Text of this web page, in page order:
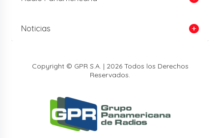
Noticias
Copyright © GPR S.A. | 2026 Todos los Derechos
Reservados.